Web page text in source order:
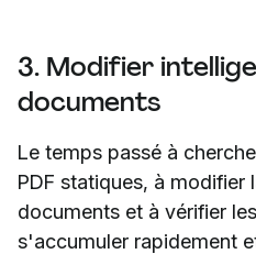
3. Modifier
documents
Le temps passé à
PDF statiques, à modifier
documents et à vérifier
s'accumuler rapidement